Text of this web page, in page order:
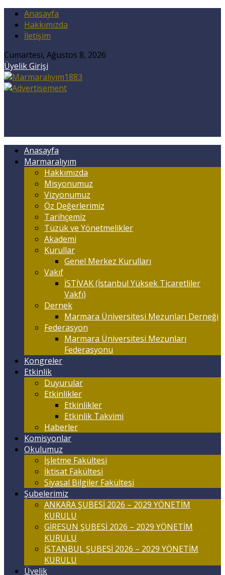
Anasayfa
Hakkımızda
İletişim
Cumartesi, Ağustos 8, 2026
Üyelik Girişi
Anasayfa
Marmaralıyım
Hakkımızda
Misyonumuz
Vizyonumuz
Öz Değerlerimiz
Tarihçemiz
Tüzük ve Yönetmelikler
Akademi
Kurullar
Genel Merkez Kurulları
Vakıf
İSTİVAK (İstanbul Yüksek Ticaretliler
Vakfı)
Dernek
Marmara Üniversitesi Mezunları Derneği
Federasyon
Marmara Üniversitesi Mezunları
Federasyonu
Kongreler
Etkinlik
Duyurular
Etkinlikler
Etkinlikler
Etkinlik Takvimi
Haberler
Komisyonlar
Okulumuz
İşletme Fakültesi
İktisat Fakültesi
Siyasal Bilgiler Fakültesi
Şubelerimiz
ANKARA ŞUBESİ 2026 – 2029 YÖNETİM
KURULU
GİRESUN ŞUBESİ 2026 – 2029 YÖNETİM
KURULU
İSTANBUL ŞUBESİ 2026 – 2029 YÖNETİM
KURULU
Üyelik